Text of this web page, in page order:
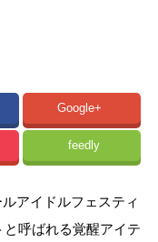
Google+
feedly
アイドルフェスティ
呼ばれる覚醒アイテ